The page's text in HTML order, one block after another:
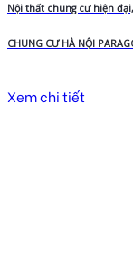
Nội thất chung cư hiện
CHUNG CƯ HÀ NỘI
Xem chi tiết